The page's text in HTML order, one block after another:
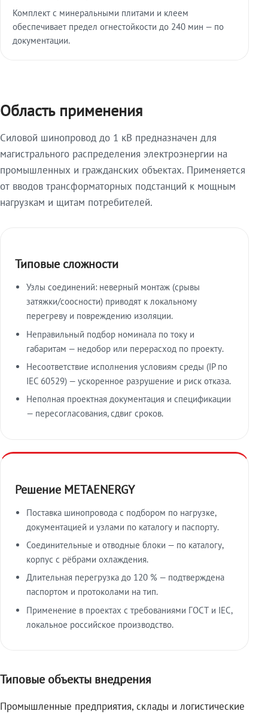
Комплект с минеральными плитами и клеем
обеспечивает предел огнестойкости до 240 мин — по
документации.
Область применения
Силовой шинопровод до 1 кВ предназначен для
магистрального распределения электроэнергии на
промышленных и гражданских объектах. Применяется
от вводов трансформаторных подстанций к мощным
нагрузкам и щитам потребителей.
Типовые сложности
Узлы соединений: неверный монтаж (срывы
затяжки/соосности) приводят к локальному
перегреву и повреждению изоляции.
Неправильный подбор номинала по току и
габаритам — недобор или перерасход по проекту.
Несоответствие исполнения условиям среды (IP по
IEC 60529) — ускоренное разрушение и риск отказа.
Неполная проектная документация и спецификации
— пересогласования, сдвиг сроков.
Решение METAENERGY
Поставка шинопровода с подбором по нагрузке,
документацией и узлами по каталогу и паспорту.
Соединительные и отводные блоки — по каталогу,
корпус с рёбрами охлаждения.
Длительная перегрузка до 120 % — подтверждена
паспортом и протоколами на тип.
Применение в проектах с требованиями ГОСТ и IEC,
локальное российское производство.
Типовые объекты внедрения
Промышленные предприятия, склады и логистические